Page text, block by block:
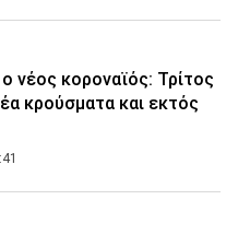
νέος κοροναϊός: Τρίτος
κρούσματα και εκτός